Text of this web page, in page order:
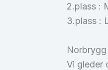
2.plass :
3.plass :
Vi gleder